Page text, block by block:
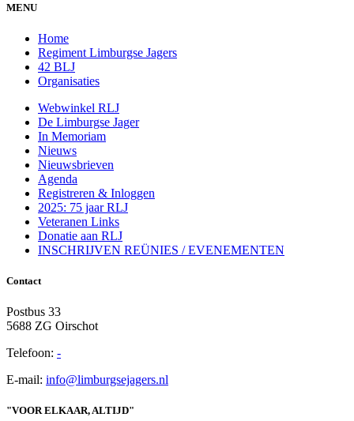
MENU
Home
Regiment Limburgse Jagers
42 BLJ
Organisaties
Webwinkel RLJ
De Limburgse Jager
In Memoriam
Nieuws
Nieuwsbrieven
Agenda
Registreren & Inloggen
2025: 75 jaar RLJ
Veteranen Links
Donatie aan RLJ
INSCHRIJVEN REÜNIES / EVENEMENTEN
Contact
Postbus 33
5688 ZG Oirschot
Telefoon: -
E-mail: info@limburgsejagers.nl
"VOOR ELKAAR, ALTIJD"